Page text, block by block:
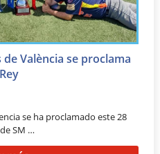
València se proclama
se ha proclamado este 28
SM …